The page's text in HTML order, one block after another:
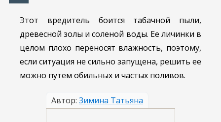
Этот вредитель боится табачной пыли,
древесной золы и соленой воды. Ее личинки в
целом плохо переносят влажность, поэтому,
если ситуация не сильно запущена, решить ее
можно путем обильных и частых поливов.
Автор: Зимина Татьяна